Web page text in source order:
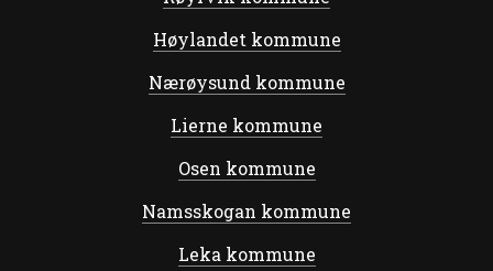
Høylandet kommune
Nærøysund kommune
Lierne kommune
Osen kommune
Namsskogan kommune
Leka kommune